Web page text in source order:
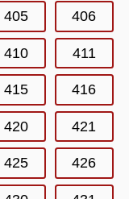
405 406
410 411
415 416
420 421
425 426